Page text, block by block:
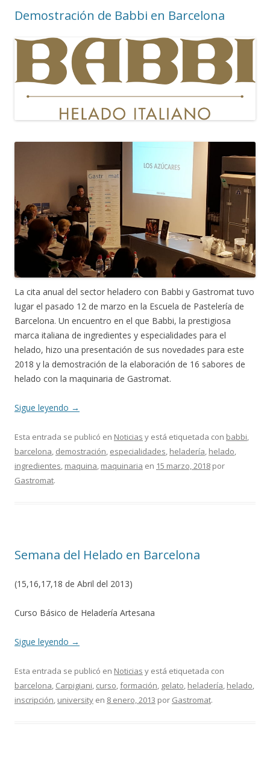
Demostración de Babbi en Barcelona
La cita anual del sector heladero con Babbi y Gastromat tuvo
lugar el pasado 12 de marzo en la Escuela de Pastelería de
Barcelona. Un encuentro en el que Babbi, la prestigiosa
marca italiana de ingredientes y especialidades para el
helado, hizo una presentación de sus novedades para este
2018 y la demostración de la elaboración de 16 sabores de
helado con la maquinaria de Gastromat.
Sigue leyendo →
Esta entrada se publicó en Noticias y está etiquetada con babbi,
barcelona, demostración, especialidades, heladería, helado,
ingredientes, maquina, maquinaria en 15 marzo, 2018 por
Gastromat.
Semana del Helado en Barcelona
(15,16,17,18 de Abril del 2013)
Curso Básico de Heladería Artesana
Sigue leyendo →
Esta entrada se publicó en Noticias y está etiquetada con
barcelona, Carpigiani, curso,formación, gelato, heladería, helado,
inscripción, university en 8 enero, 2013 por Gastromat.